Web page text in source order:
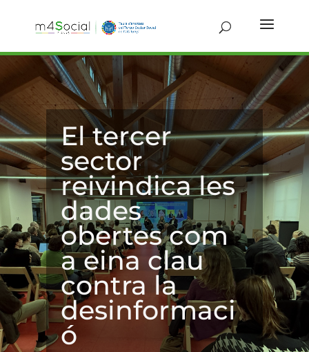
El tercer
sector
reivindica les
dades
obertes com
a eina clau
contra la
desinformaci
ó